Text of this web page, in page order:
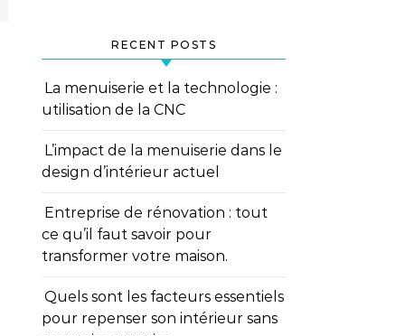
RECENT POSTS
La menuiserie et la technologie :
utilisation de la CNC
L’impact de la menuiserie dans le
design d’intérieur actuel
Entreprise de rénovation : tout
ce qu’il faut savoir pour
transformer votre maison.
Quels sont les facteurs essentiels
pour repenser son intérieur sans